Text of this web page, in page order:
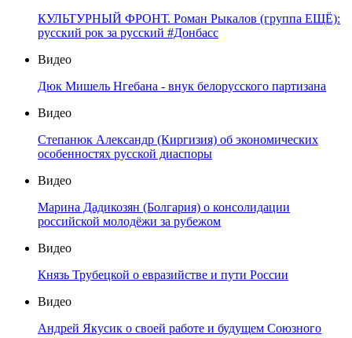
КУЛЬТУРНЫЙ ФРОНТ. Роман Рыкалов (группа ЕЩЁ):
русский рок за русский #Донбасс
Видео
Дюк Мишель Нгебана - внук белорусского партизана
Видео
Степанюк Александр (Киргизия) об экономических
особенностях русской диаспоры
Видео
Марина Дадикозян (Болгария) о консолидации
российской молодёжи за рубежом
Видео
Князь Трубецкой о евразийстве и пути России
Видео
Андрей Якусик о своей работе и будущем Союзного